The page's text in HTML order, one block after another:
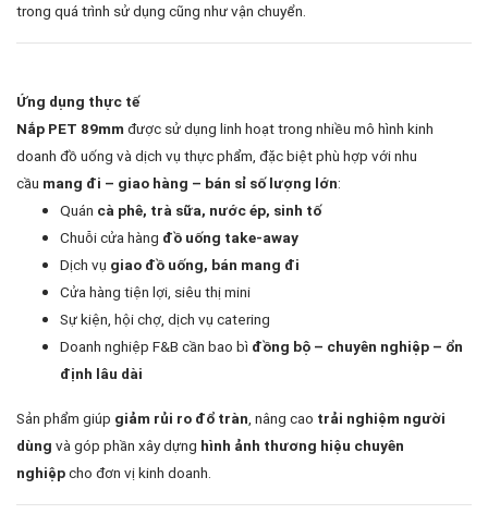
trong quá trình sử dụng cũng như vận chuyển.
Ứng dụng thực tế
Nắp PET 89mm được sử dụng linh hoạt trong nhiều mô hình kinh
doanh đồ uống và dịch vụ thực phẩm, đặc biệt phù hợp với nhu
cầu mang đi – giao hàng – bán sỉ số lượng lớn:
Quán cà phê, trà sữa, nước ép, sinh tố
Chuỗi cửa hàng đồ uống take-away
Dịch vụ giao đồ uống, bán mang đi
Cửa hàng tiện lợi, siêu thị mini
Sự kiện, hội chợ, dịch vụ catering
Doanh nghiệp F&B cần bao bì đồng bộ – chuyên nghiệp – ổn
định lâu dài
Sản phẩm giúp giảm rủi ro đổ tràn, nâng cao trải nghiệm người
dùng và góp phần xây dựng hình ảnh thương hiệu chuyên
nghiệpcho đơn vị kinh doanh.